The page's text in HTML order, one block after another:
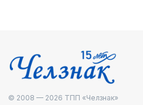
© 2008 — 2026 ТПП «Челзнак»